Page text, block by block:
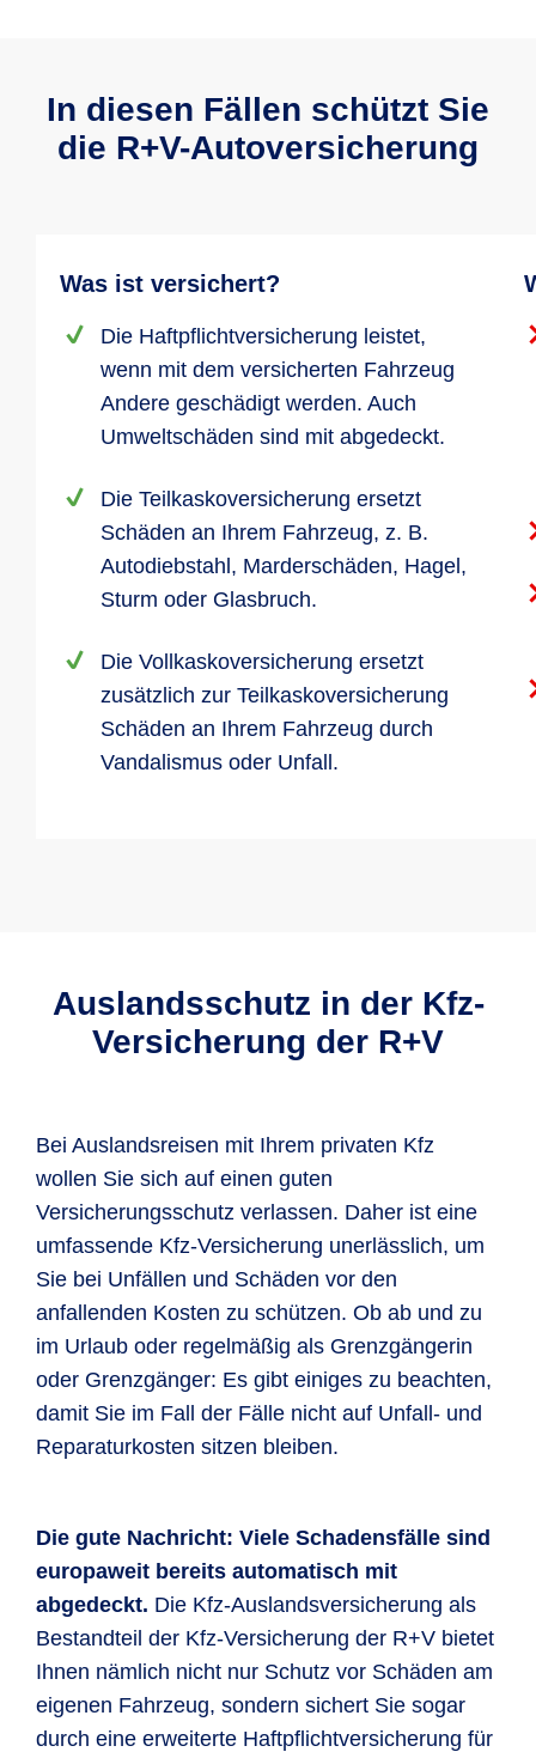
In diesen Fällen schützt Sie
die R+V-Autoversicherung
Was ist versichert?
Die Haftpflichtversicherung leistet,
wenn mit dem versicherten Fahrzeug
Andere geschädigt werden. Auch
Umweltschäden sind mit abgedeckt.
Die Teilkaskoversicherung ersetzt
Schäden an Ihrem Fahrzeug, z. B.
Autodiebstahl, Marderschäden, Hagel,
Sturm oder Glasbruch.
Die Vollkaskoversicherung ersetzt
zusätzlich zur Teilkaskoversicherung
Schäden an Ihrem Fahrzeug durch
Vandalismus oder Unfall.
Auslandsschutz in der Kfz-
Versicherung der R+V
Bei Auslandsreisen mit Ihrem privaten Kfz
wollen Sie sich auf einen guten
Versicherungsschutz verlassen. Daher ist eine
umfassende Kfz-Versicherung unerlässlich, um
Sie bei Unfällen und Schäden vor den
anfallenden Kosten zu schützen. Ob ab und zu
im Urlaub oder regelmäßig als Grenzgängerin
oder Grenzgänger: Es gibt einiges zu beachten,
damit Sie im Fall der Fälle nicht auf Unfall- und
Reparaturkosten sitzen bleiben.
Die gute Nachricht: Viele Schadensfälle sind
europaweit bereits automatisch mit
abgedeckt. Die Kfz-Auslandsversicherung als
Bestandteil der Kfz-Versicherung der R+V bietet
Ihnen nämlich nicht nur Schutz vor Schäden am
eigenen Fahrzeug, sondern sichert Sie sogar
durch eine erweiterte Haftpflichtversicherung für